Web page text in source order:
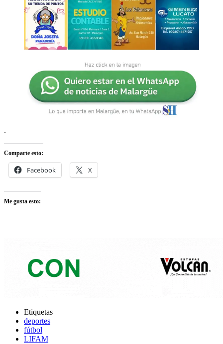
.
Comparte esto:
Facebook X
Me gusta esto:
Etiquetas
deportes
fútbol
LIFAM